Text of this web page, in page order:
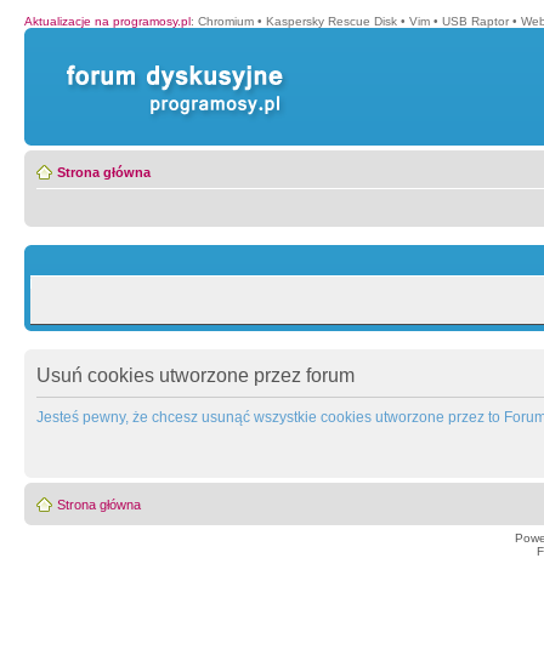
Aktualizacje na programosy.pl: Chromium • Kaspersky Rescue Disk • Vim • USB Raptor •
Strona główna
Usuń cookies utworzone przez forum
Jesteś pewny, że chcesz usunąć wszystkie cookies utworzone przez to
Strona główna